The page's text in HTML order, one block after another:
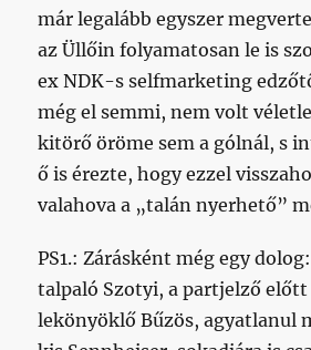
már legalább egyszer
az Üllőin folyamatosan le is
ex NDK-s selfmarketing
még el semmi, nem volt
kitörő öröme sem a gólnál, s
ő is érezte, hogy ezzel
valahova a „talán nyerhető”
PS1.: Zárásként még egy
talpaló Szotyi, a partjelző
lekönyöklő Bűzös, agyatlanul